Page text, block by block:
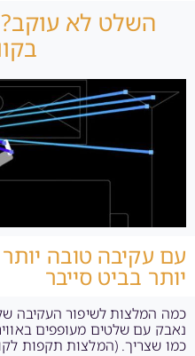
השלט לא
עם עקיבה טובה
יותר בביט סייבר
כמה המלצות לשיפור העקיבה
נאבק עם שלטים מעופפים
כמו שצריך. (המלצות תקפות לקווסט